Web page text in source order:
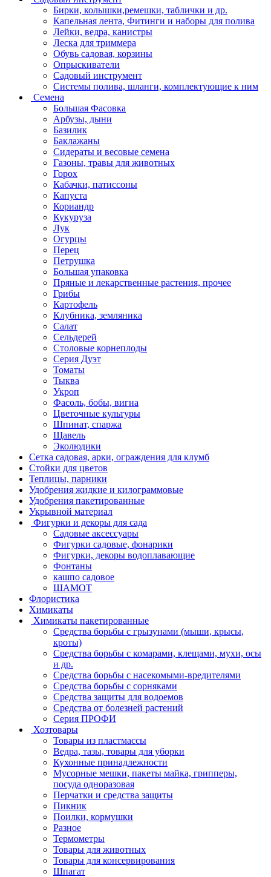
Бирки, колышки,ремешки, таблички и др.
Капельная лента, Фитинги и наборы для полива
Лейки, ведра, канистры
Леска для триммера
Обувь садовая, корзины
Опрыскиватели
Садовый инструмент
Системы полива, шланги, комплектующие к ним
Семена
Большая Фасовка
Арбузы, дыни
Базилик
Баклажаны
Сидераты и весовые семена
Газоны, травы для животных
Горох
Кабачки, патиссоны
Капуста
Кориандр
Кукуруза
Лук
Огурцы
Перец
Петрушка
Большая упаковка
Пряные и лекарственные растения, прочее
Грибы
Картофель
Клубника, земляника
Салат
Сельдерей
Столовые корнеплоды
Серия Дуэт
Томаты
Тыква
Укроп
Фасоль, бобы, вигна
Цветочные культуры
Шпинат, спаржа
Щавель
Эколюдики
Сетка садовая, арки, ограждения для клумб
Стойки для цветов
Теплицы, парники
Удобрения жидкие и килограммовые
Удобрения пакетированные
Укрывной материал
Фигурки и декоры для сада
Садовые аксессуары
Фигурки садовые, фонарики
Фигурки, декоры водоплавающие
Фонтаны
кашпо садовое
ШАМОТ
Флористика
Химикаты
Химикаты пакетированные
Средства борьбы с грызунами (мыши, крысы,
кроты)
Средства борьбы с комарами, клещами, мухи, осы
и др.
Средства борьбы с насекомыми-вредителями
Средства борьбы с сорняками
Средства защиты для водоемов
Средства от болезней растений
Серия ПРОФИ
Хозтовары
Товары из пластмассы
Ведра, тазы, товары для уборки
Кухонные принадлежности
Мусорные мешки, пакеты майка, грипперы,
посуда одноразовая
Перчатки и средства защиты
Пикник
Поилки, кормушки
Разное
Термометры
Товары для животных
Товары для консервирования
Шпагат